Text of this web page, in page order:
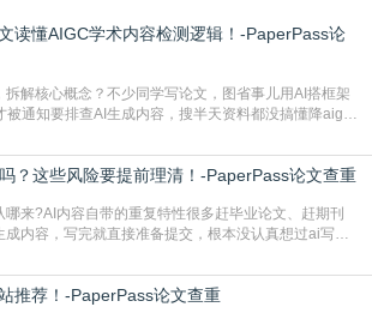
读懂AIGC学术内容检测逻辑！-PaperPass论
解核心概念？不少同学写论文，图省事儿用AI搭框架
通知要排查AI生成内容，搜半天资料都没搞懂降aigc
，不少人也搞不清降aigc检测是啥，对相关要求摸不
随AIGC工具在学术领域普及诞生的新需求，核心是为
生
？这些风险要提前理清！-PaperPass论文查重
来?AI内容自带的重复特性很多赶毕业论文、赶期刊
内容，写完就直接准备提交，根本没认真想过ai写论
。AI训练依赖海量公开的文本数据，生成内容本质是基
是从零开始的原创创作。生成过程中，很容易复用已
推荐！-PaperPass论文查重